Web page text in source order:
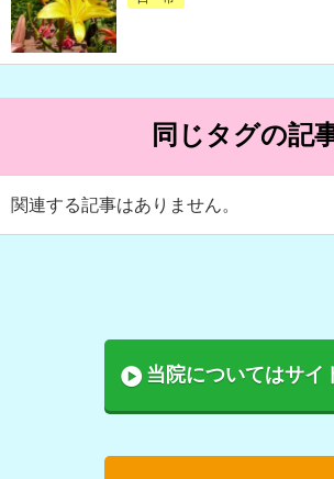
同じタグの記
関連する記事はありません。
当院についてはサイ